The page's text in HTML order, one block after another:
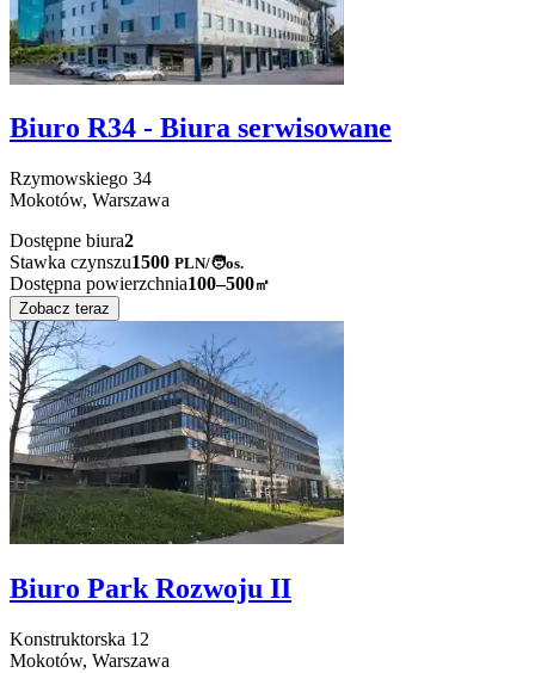
Biuro R34 - Biura serwisowane
Rzymowskiego 34
Mokotów, Warszawa
Dostępne biura2
Stawka czynszu1500 PLN/🧑os.
Dostępna powierzchnia100–500㎡
Zobacz teraz
Biuro Park Rozwoju II
Konstruktorska 12
Mokotów, Warszawa